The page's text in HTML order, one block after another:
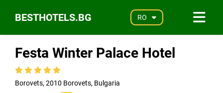
BESTHOTELS.BG RO
Festa Winter Palace Hotel
Borovets, 2010 Borovets, Bulgaria